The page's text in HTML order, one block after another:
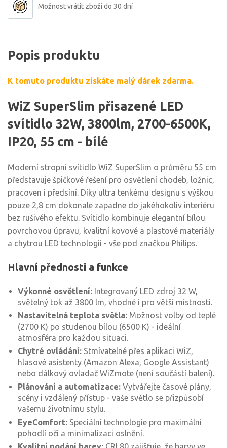
Možnost vrátit zboží do 30 dní
Popis produktu
K tomuto produktu získáte malý dárek zdarma.
WiZ SuperSlim přisazené LED
svítidlo 32W, 3800lm, 2700-6500K,
IP20, 55 cm - bílé
Moderní stropní svítidlo WiZ SuperSlim o průměru 55 cm
představuje špičkové řešení pro osvětlení chodeb, ložnic,
pracoven i předsíní. Díky ultra tenkému designu s výškou
pouze 2,8 cm dokonale zapadne do jakéhokoliv interiéru
bez rušivého efektu. Svítidlo kombinuje elegantní bílou
povrchovou úpravu, kvalitní kovové a plastové materiály
a chytrou LED technologii - vše pod značkou Philips.
Hlavní přednosti a funkce
Výkonné osvětlení: Integrovaný LED zdroj 32 W,
světelný tok až 3800 lm, vhodné i pro větší místnosti.
Nastavitelná teplota světla: Možnost volby od teplé
(2700 K) po studenou bílou (6500 K) - ideální
atmosféra pro každou situaci.
Chytré ovládání: Stmívatelné přes aplikaci WiZ,
hlasové asistenty (Amazon Alexa, Google Assistant)
nebo dálkový ovladač WiZmote (není součástí balení).
Plánování a automatizace: Vytvářejte časové plány,
scény i vzdálený přístup - vaše světlo se přizpůsobí
vašemu životnímu stylu.
EyeComfort: Speciální technologie pro maximální
pohodlí očí a minimalizaci oslnění.